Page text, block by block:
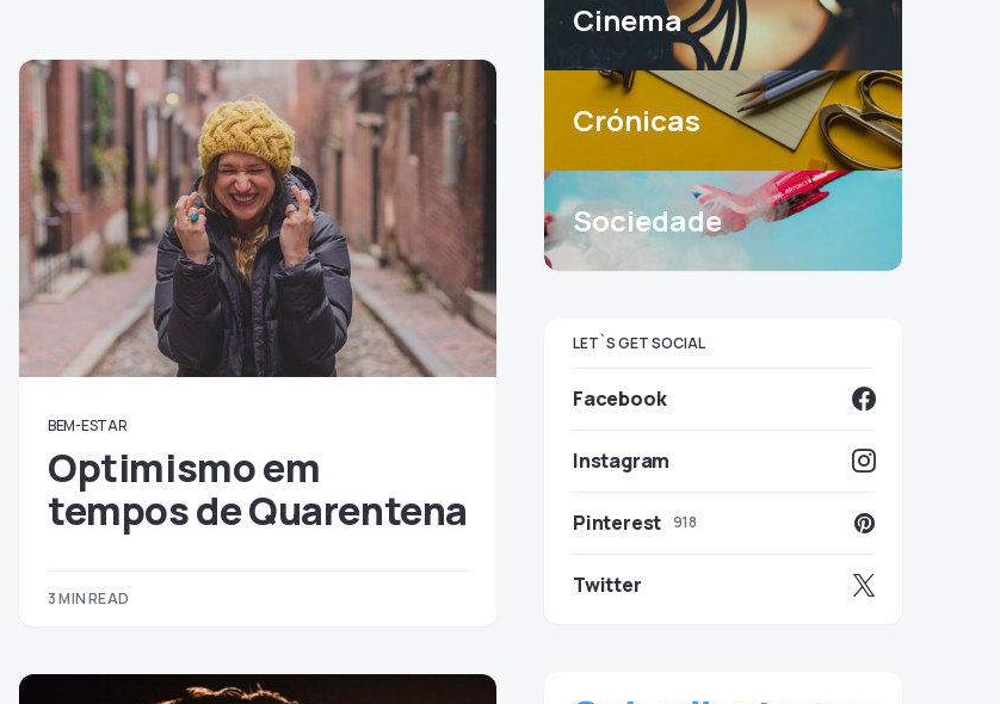
BEM-ESTAR
Optimismo em
tempos de Quarentena
3 MIN READ
Cinema
Crónicas
Sociedade
LET`S GET SOCIAL
Facebook
Instagram
Pinterest 918
Twitter